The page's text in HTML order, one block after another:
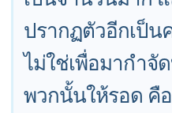
ปรากฏตัวอีกเป็น
ไม่ใช่เพื่อมากำ
พวกนั้นให้รอด คื